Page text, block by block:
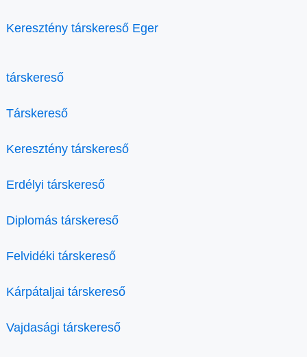
Keresztény társkereső Eger
társkereső
Társkereső
Keresztény társkereső
Erdélyi társkereső
Diplomás társkereső
Felvidéki társkereső
Kárpátaljai társkereső
Vajdasági társkereső